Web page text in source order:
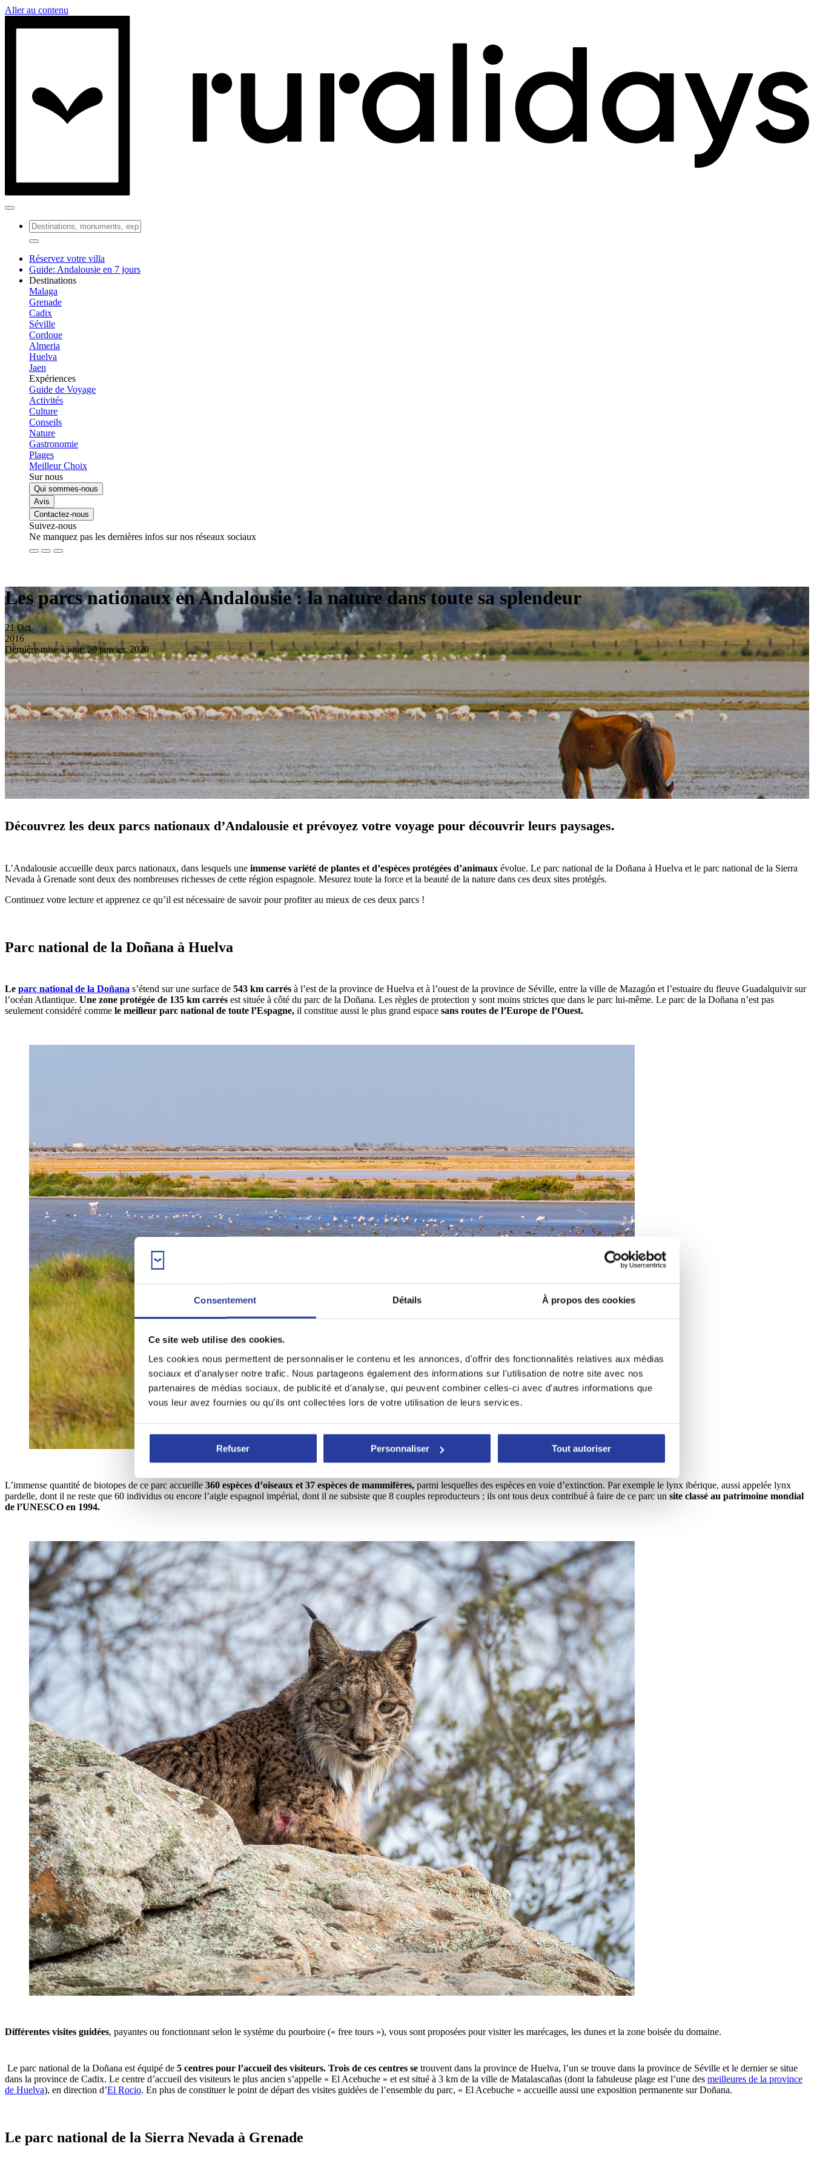
Consentement Détails À propos des cookies
Ce site web utilise des cookies.
Les cookies nous permettent de personnaliser le contenu et les annonces, d'offrir des fonctionnalités relatives aux médias
sociaux et d'analyser notre trafic. Nous partageons également des informations sur l'utilisation de notre site avec nos
partenaires de médias sociaux, de publicité et d'analyse, qui peuvent combiner celles-ci avec d'autres informations que
vous leur avez fournies ou qu'ils ont collectées lors de votre utilisation de leurs services.
Refuser Personnaliser Tout autoriser
Aller au contenu
Réservez votre villa
Guide: Andalousie en 7 jours
Destinations
Malaga
Grenade
Cadix
Séville
Cordoue
Almeria
Huelva
Jaen
Expériences
Guide de Voyage
Activités
Culture
Conseils
Nature
Gastronomie
Plages
Meilleur Choix
Sur nous
Qui sommes-nous
Avis
Contactez-nous
Suivez-nous
Ne manquez pas les dernières infos sur nos réseaux sociaux
Les parcs nationaux en Andalousie : la nature dans toute sa splendeur
21 Oct
2016
Dernière mise à jour: 20 janvier, 2020
Découvrez les deux parcs nationaux d’Andalousie et prévoyez votre voyage pour découvrir leurs paysages.
L’Andalousie accueille deux parcs nationaux, dans lesquels une immense variété de plantes et d’espèces protégées d’animaux évolue. Le parc national de la Doñana à Huelva et le parc national de la Sierra
Nevada à Grenade sont deux des nombreuses richesses de cette région espagnole. Mesurez toute la force et la beauté de la nature dans ces deux sites protégés.
Continuez votre lecture et apprenez ce qu’il est nécessaire de savoir pour profiter au mieux de ces deux parcs !
Parc national de la Doñana à Huelva
Le parc national de la Doñana s’étend sur une surface de 543 km carrés à l’est de la province de Huelva et à l’ouest de la province de Séville, entre la ville de Mazagón et l’estuaire du fleuve Guadalquivir sur
l’océan Atlantique. Une zone protégée de 135 km carrés est située à côté du parc de la Doñana. Les règles de protection y sont moins strictes que dans le parc lui-même. Le parc de la Doñana n’est pas
seulement considéré comme le meilleur parc national de toute l’Espagne, il constitue aussi le plus grand espace sans routes de l’Europe de l’Ouest.
L’immense quantité de biotopes de ce parc accueille 360 espèces d’oiseaux et 37 espèces de mammifères, parmi lesquelles des espèces en voie d’extinction. Par exemple le lynx ibérique, aussi appelée lynx
pardelle, dont il ne reste que 60 individus ou encore l’aigle espagnol impérial, dont il ne subsiste que 8 couples reproducteurs ; ils ont tous deux contribué à faire de ce parc un site classé au patrimoine mondial
de l’UNESCO en 1994.
Différentes visites guidées, payantes ou fonctionnant selon le système du pourboire (« free tours »), vous sont proposées pour visiter les marécages, les dunes et la zone boisée du domaine.
Le parc national de la Doñana est équipé de 5 centres pour l’accueil des visiteurs. Trois de ces centres se trouvent dans la province de Huelva, l’un se trouve dans la province de Séville et le dernier se situe
dans la province de Cadix. Le centre d’accueil des visiteurs le plus ancien s’appelle « El Acebuche » et est situé à 3 km de la ville de Matalascañas (dont la fabuleuse plage est l’une des meilleures de la province
de Huelva), en direction d’El Rocio. En plus de constituer le point de départ des visites guidées de l’ensemble du parc, « El Acebuche » accueille aussi une exposition permanente sur Doñana.
Le parc national de la Sierra Nevada à Grenade